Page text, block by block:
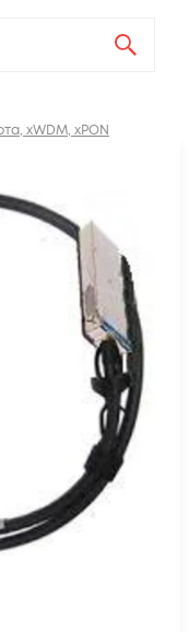
xWDM, xPON